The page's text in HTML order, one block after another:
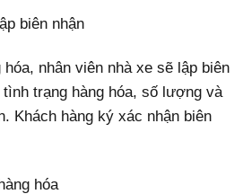
biên nhận
nhân viên nhà xe sẽ lập biên
tình trạng hàng hóa, số lượng và
Khách hàng ký xác nhận biên
hóa